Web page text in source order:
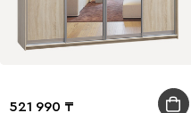
521 990